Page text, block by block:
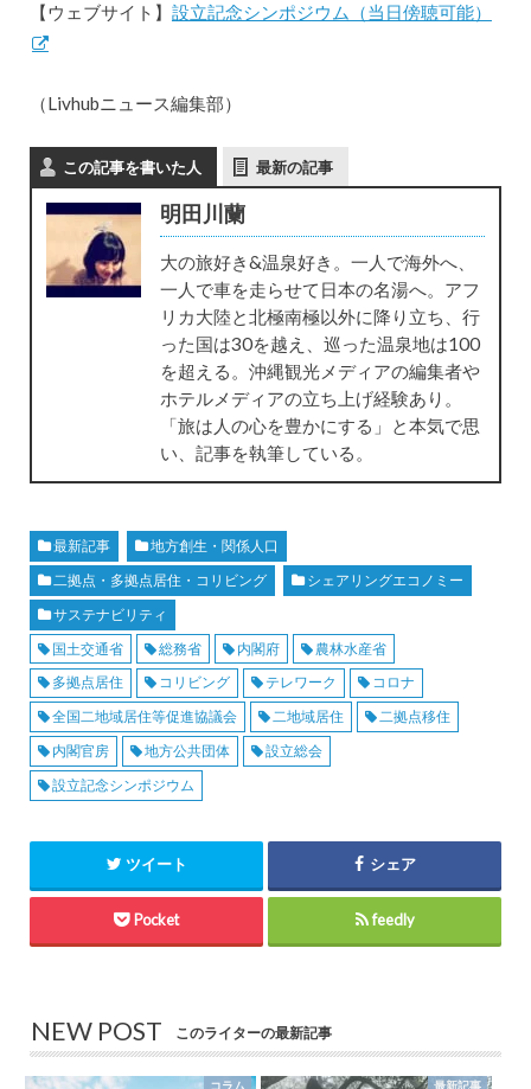
【ウェブサイト】 設立記念シンポジウム（当日傍聴可能）
（Livhubニュース編集部）
この記事を書いた人 最新の記事
明田川蘭
大の旅好き&温泉好き。一人で海外へ、
一人で車を走らせて日本の名湯へ。アフ
リカ大陸と北極南極以外に降り立ち、行
った国は30を越え、巡った温泉地は100
を超える。沖縄観光メディアの編集者や
ホテルメディアの立ち上げ経験あり。
「旅は人の心を豊かにする」と本気で思
い、記事を執筆している。
最新記事
地方創生・関係人口
二拠点・多拠点居住・コリビング
シェアリングエコノミー
サステナビリティ
国土交通省
総務省 内閣府
農林水産省
多拠点居住
コリビング テレワーク
コロナ
全国二地域居住等促進協議会
二地域居住
二拠点移住
内閣官房
地方公共団体
設立総会
設立記念シンポジウム
ツイート シェア
Pocket feedly
NEW POST このライターの最新記事
コラム 最新記事